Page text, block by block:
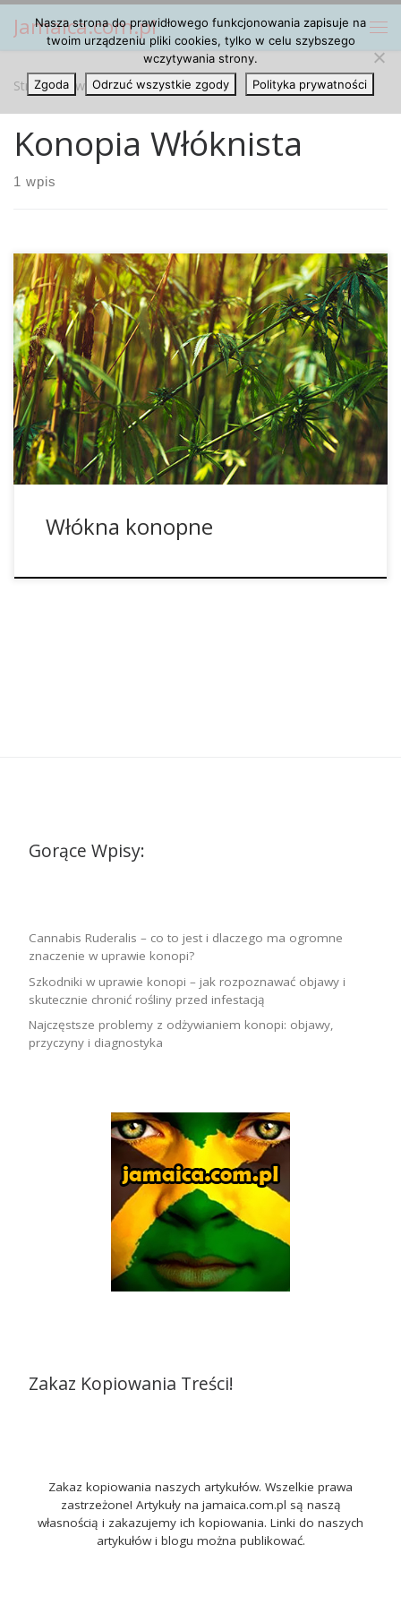
Przejdź do treści
Jamaica.com.pl
Strona główna » Konopia Włóknista
Konopia Włóknista
1 wpis
Uprawa konopi przemysłowych ma bardzo wiele zalet.
Jedną z nich są pozyskiwane w ten sposób włókna
konopne, z których można wyprodukować wiele różnych
produktów. Włókna konopne mają swoje zastosowanie
począwszy na przemyśle włókienniczym oraz papierniczym
aż po rolnictwo, skończywszy na budownictwie. Włókna
konopne – uprawa i żniwa Rośliny konopi włóknistych […]
Włókna konopne
Gorące Wpisy:
Cannabis Ruderalis – co to jest i dlaczego ma ogromne
znaczenie w uprawie konopi?
Szkodniki w uprawie konopi – jak rozpoznawać objawy i
skutecznie chronić rośliny przed infestacją
Najczęstsze problemy z odżywianiem konopi: objawy,
przyczyny i diagnostyka
Zakaz Kopiowania Treści!
Zakaz kopiowania naszych artykułów. Wszelkie prawa
zastrzeżone! Artykuły na jamaica.com.pl są naszą
własnością i zakazujemy ich kopiowania. Linki do naszych
artykułów i blogu można publikować.
Nasza strona do prawidłowego funkcjonowania zapisuje na
twoim urządzeniu pliki cookies, tylko w celu szybszego
wczytywania strony.
Zgoda
Odrzuć wszystkie zgody Polityka prywatności